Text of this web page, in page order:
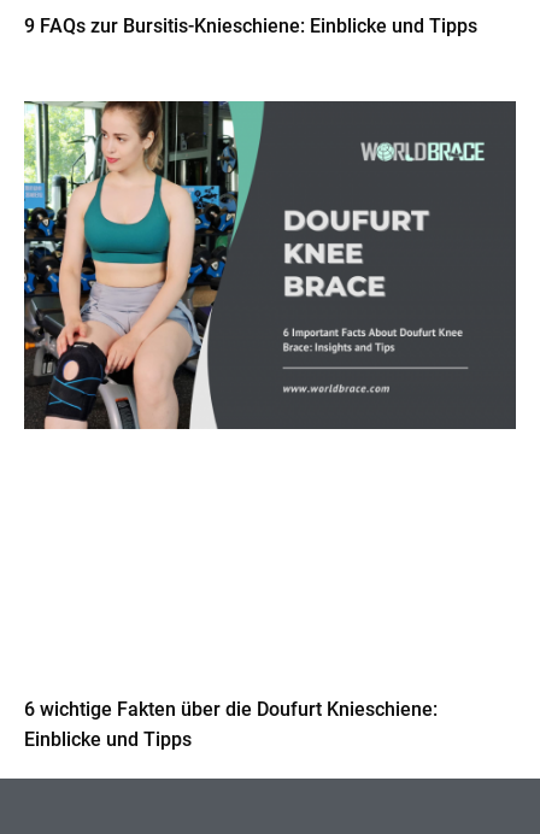
9 FAQs zur Bursitis-Knieschiene: Einblicke und Tipps
6 wichtige Fakten über die Doufurt Knieschiene:
Einblicke und Tipps